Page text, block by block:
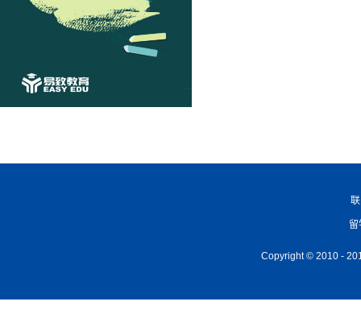
Copyright © 2010 -